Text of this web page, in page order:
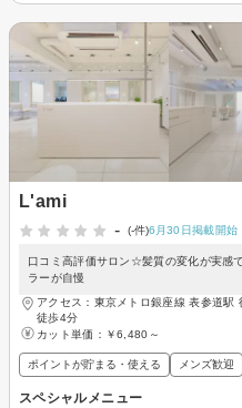
L'ami
-
(-件)6月30日掲載開始
口コミ高評価サロン☆髪質の変化が実感
ラーが自慢
アクセス：東京メトロ銀座線 表参道駅
徒歩4分
カット単価： ￥6,480～
ポイントが貯まる・使える メンズ歓迎
スペシャルメニュー